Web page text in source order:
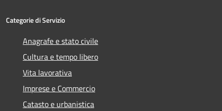
Categorie di Servizio
Anagrafe e stato civile
Cultura e tempo libero
Vita lavorativa
Imprese e Commercio
Catasto e urbanistica